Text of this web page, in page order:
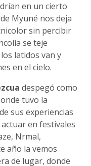
en un cierto
Myuné nos deja
sin percibir
se teje
latidos van y
en el cielo.
despegó como
tuvo la
sus experiencias
en festivales
Nrmal,
año la vemos
de lugar, donde